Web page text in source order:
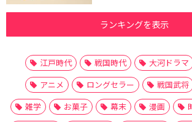
ランキングを表示
江戸時代 戦国時代 大河ドラマ
アニメ
ロングセラー 戦国武将
雑学
お菓子 幕末 漫画